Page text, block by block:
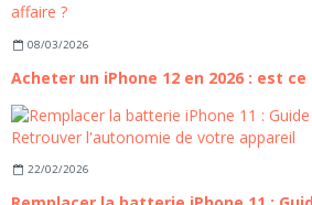
08/03/2026
22/02/2026